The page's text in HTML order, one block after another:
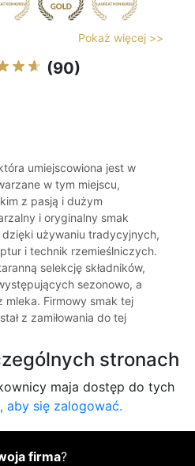
Pokaż więcej >>
(90)
umiejscowiona jest w
w tym miejscu,
z pasją i dużym
i oryginalny smak
używaniu tradycyjnych,
i technik rzemieślniczych.
selekcję składników,
sezonowo, a
mleka. Firmowy smak tej
z zamiłowania do tej
stronach
maja dostęp do tych
aby się zalogować.
firma?